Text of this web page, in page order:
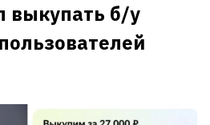
выкупать б/у